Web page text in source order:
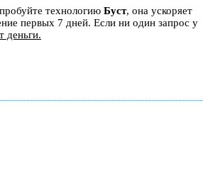
технологию Буст, она ускоряет
первых 7 дней. Если ни один запрос у
деньги.